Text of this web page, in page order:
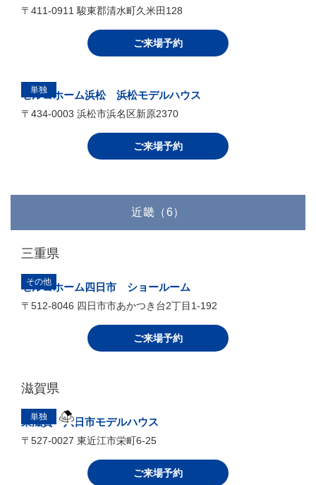
〒442-0885 豊川市中野川町２－５５－２
ご来場予約
富山県
ショールーム”Canada Cafe"
〒930-0805 富山市湊入船町13-14
石川県
単独